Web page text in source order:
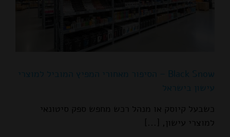
Black Snow – הסיפור מאחורי המפיץ המוביל למוצרי
עישון בישראל
כשבעל קיוסק או מנהל רכש מחפש ספק סיטונאי
למוצרי עישון, [...]